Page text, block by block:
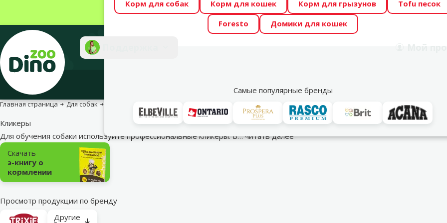
Весь месяц Dino Zoo предлагает отличные цены на ТОП-овые корма! 🍖
Фотоконкурс “GADA ŪSAIŅI”! Возможно Твой питомец станет звездой
Корм для собак Корм для кошек Корм для грызунов
Tofu песок
Foresto
Домики для кошек
Самые популярные бренды
Акции
Главная страница Для собак
Кликеры
Для обучения собаки используйте профессиональные кликеры. В…читать далее
Подкатегория
Скачать
э-книгу о
кормлении
Просмотр продукции по бренду
Другие